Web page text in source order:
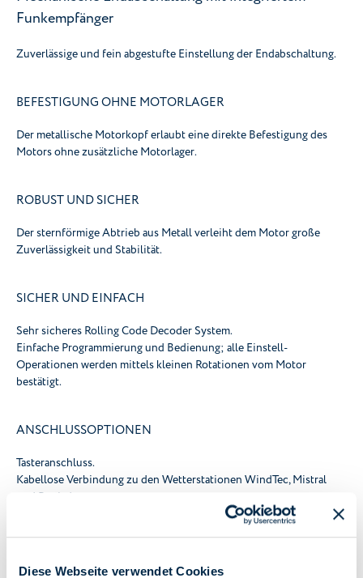
Diese Webseite verwendet Cookies
Funkempfänger
Zuverlässige und fein abgestufte Einstellung der Endabschaltung.
BEFESTIGUNG OHNE MOTORLAGER
Der metallische Motorkopf erlaubt eine direkte Befestigung des
Motors ohne zusätzliche Motorlager.
ROBUST UND SICHER
Der sternförmige Abtrieb aus Metall verleiht dem Motor große
Zuverlässigkeit und Stabilität.
SICHER UND EINFACH
Sehr sicheres Rolling Code Decoder System.
Einfache Programmierung und Bedienung; alle Einstell-
Operationen werden mittels kleinen Rotationen vom Motor
bestätigt.
ANSCHLUSSOPTIONEN
Tasteranschluss.
Kabellose Verbindung zu den Wetterstationen WindTec, Mistral
und Rugiada.